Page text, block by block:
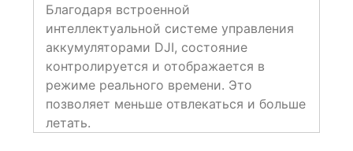
Благодаря встроенной
интеллектуальной системе управления
аккумуляторами DJI, состояние
контролируется и отображается в
режиме реального времени. Это
позволяет меньше отвлекаться и больше
летать.